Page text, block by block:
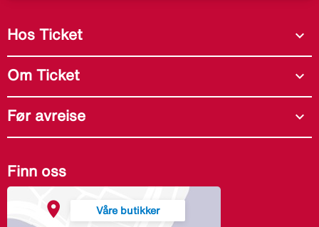
Hos Ticket expand_more
Om Ticket expand_more
Før avreise expand_more
Finn oss
Våre butikker